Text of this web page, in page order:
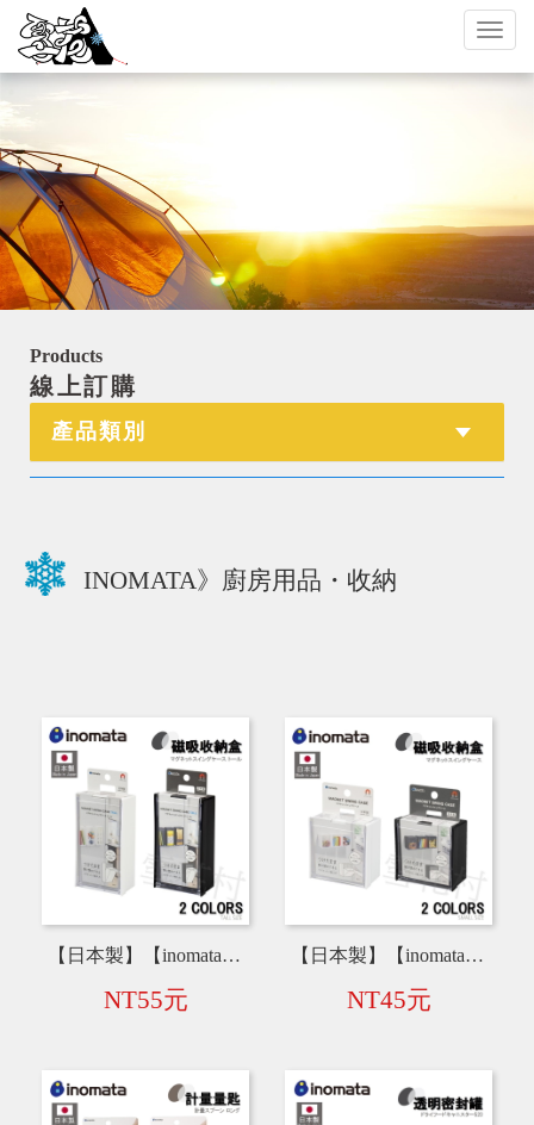
Toggle
Products
線上訂購
產品類別
INOMATA》廚房用品・收納
【日本製】【inomata】磁吸收納盒 大款 5100
NT55元
【日本製】【inomata】磁吸收納盒 小款 5099
NT45元